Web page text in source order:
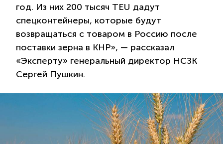
год. Из них 200 тысяч TEU дадут
спецконтейнеры, которые будут
возвращаться с товаром в Россию после
поставки зерна в КНР», — рассказал
«Эксперту» генеральный директор НСЗК
Сергей Пушкин.